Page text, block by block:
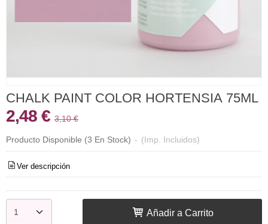
CHALK PAINT COLOR HORTENSIA 75ML
2,48 € 3,10 €
Producto Disponible (3 En Stock) - (Imp. Incluidos)
Ver descripción
Añadir a Carrito